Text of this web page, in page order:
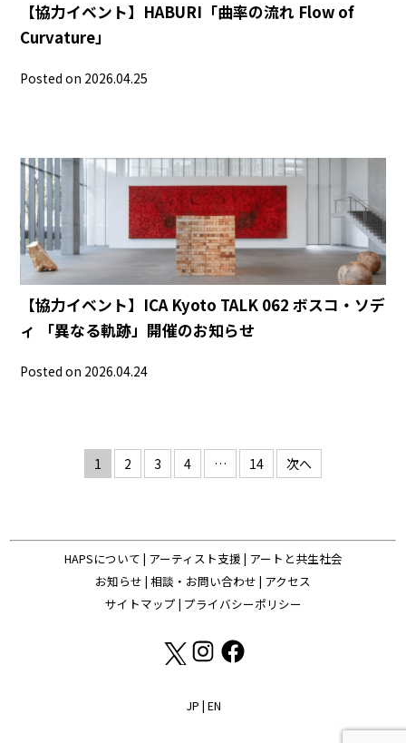
【協力イベント】HABURI「曲率の流れ Flow of
Curvature」
Posted on 2026.04.25
【協力イベント】ICA Kyoto TALK 062 ボスコ・ソデ
ィ 「異なる軌跡」開催のお知らせ
Posted on 2026.04.24
ペ
1 2 3 4 … 14 次へ
HAPSについて | アーティスト支援 | アートと共生社会
お知らせ | 相談・お問い合わせ | アクセス
サイトマップ | プライバシーポリシー
JP | EN